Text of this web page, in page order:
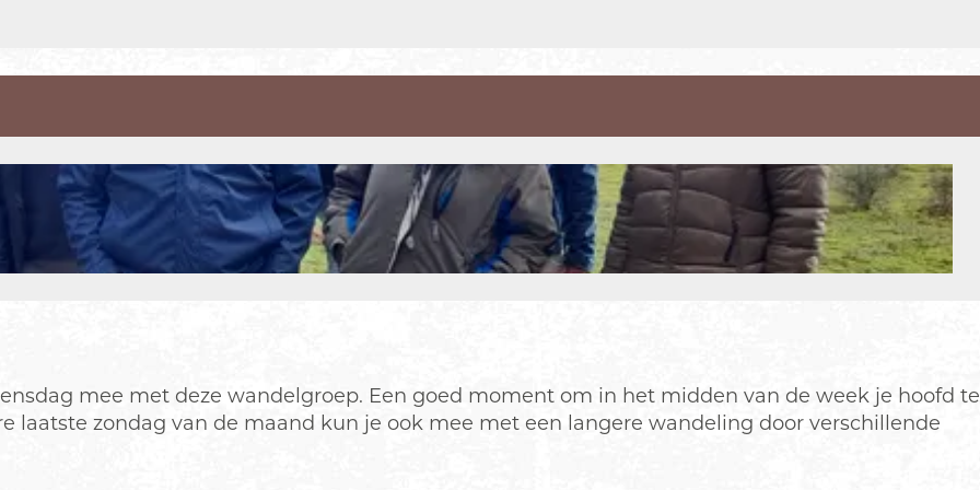
mee met deze wandelgroep. Een goed moment om in het midden van de week je hoofd te
laatste zondag van de maand kun je ook mee met een langere wandeling door verschillende